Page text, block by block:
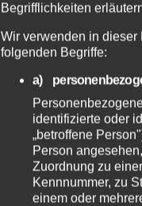
Begrifflichkeiten
Wir verwenden in dieser
folgenden Begriffe:
a)
identifizierte oder
„betroffene
Person
Zuordnung zu
Kennnummer, zu
einem oder